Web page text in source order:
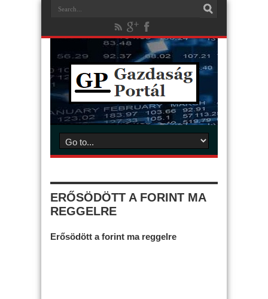
ERŐSÖDÖTT A FORINT MA
REGGELRE
Erősödött a forint ma reggelre